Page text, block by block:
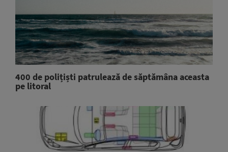
400 de polițiști patrulează de săptămâna aceasta
pe litoral